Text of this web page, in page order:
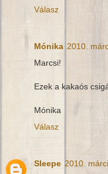
Válasz
Mónika 2010.
Marcsi!
Ezek a kakaós
Mónika
Válasz
Sleepe 2010.